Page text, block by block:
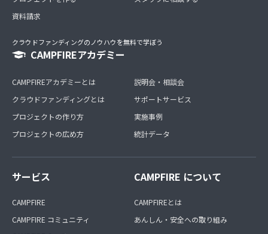
資料請求
クラウドファンディングのノウハウを無料で学ぼう
CAMPFIREアカデミー
CAMPFIREアカデミーとは
クラウドファンディングとは
プロジェクトの作り方
プロジェクトの広め方
説明会・相談会
サポートサービス
実施事例
統計データ
サービス
CAMPFIRE
CAMPFIRE コミュニティ
CAMPFIRE について
CAMPFIREとは
あんしん・安全への取り組み